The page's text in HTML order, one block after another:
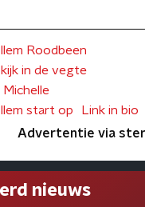
Roodbeen
in de vegte
Michelle
start op
Link in bio
Advertentie via
nieuws